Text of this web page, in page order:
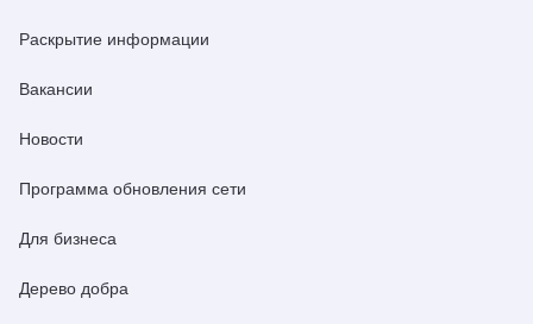
Раскрытие информации
Вакансии
Новости
Программа обновления сети
Для бизнеса
Дерево добра